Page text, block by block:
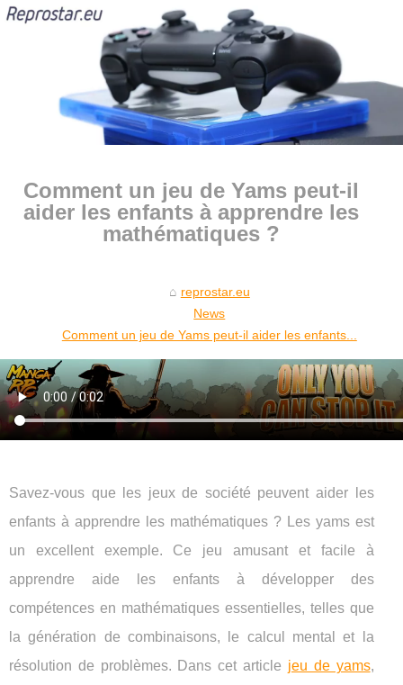
Comment un jeu de Yams peut-il
aider les enfants à apprendre les
mathématiques ?
reprostar.eu
News
Comment un jeu de Yams peut-il aider les enfants...
Savez-vous que les jeux de société peuvent aider les
enfants à apprendre les mathématiques ? Les yams est
un excellent exemple. Ce jeu amusant et facile à
apprendre aide les enfants à développer des
compétences en mathématiques essentielles, telles que
la génération de combinaisons, le calcul mental et la
résolution de problèmes. Dans cet article jeu de yams,